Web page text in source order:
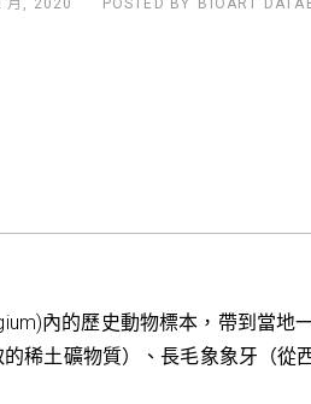
月, 2020 POSTED BY BIOART
內的歷史動物標本，帶到當地
稀土礦物質）、長毛象象牙（從